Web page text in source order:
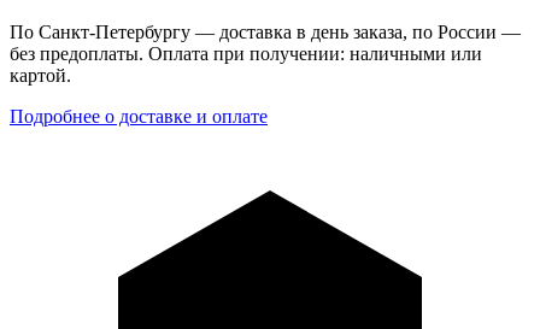
По Санкт-Петербургу — доставка в день заказа, по России —
без предоплаты. Оплата при получении: наличными или
картой.
Подробнее о доставке и оплате